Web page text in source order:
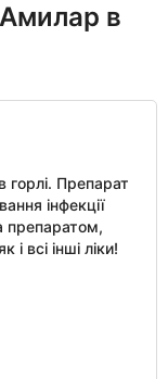
в
горлі. Препарат
інфекції
препаратом,
всі інші ліки!